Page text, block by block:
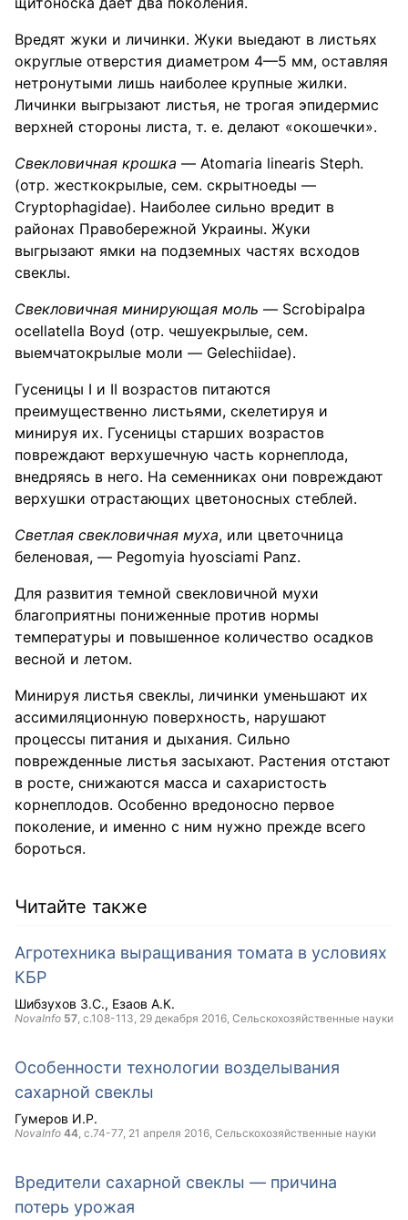
Вредят жуки и личинки. Жуки выедают в листьях
округлые отверстия диаметром 4—5 мм, оставляя
нетронутыми лишь наиболее крупные жилки.
Личинки выгрызают листья, не трогая эпидермис
верхней стороны листа, т. е. делают «окошечки».
Свекловичная крошка — Atomaria linearis Steph.
(отр. жесткокрылые, сем. скрытноеды —
Cryptophagidae). Наиболее сильно вредит в
районах Правобережной Украины. Жуки
выгрызают ямки на подземных частях всходов
свеклы.
Свекловичная минирующая моль — Scrobipalpa
ocellatella Boyd (отр. чешуекрылые, сем.
выемчатокрылые моли — Gelechiidae).
Гусеницы I и II возрастов питаются
преимущественно листьями, скелетируя и
минируя их. Гусеницы старших возрастов
повреждают верхушечную часть корнеплода,
внедряясь в него. На семенниках они повреждают
верхушки отрастающих цветоносных стеблей.
Светлая свекловичная муха, или цветочница
беленовая, — Pegomyia hyosciami Panz.
Для развития темной свекловичной мухи
благоприятны пониженные против нормы
температуры и повышенное количество осадков
весной и летом.
Минируя листья свеклы, личинки уменьшают их
ассимиляционную поверхность, нарушают
процессы питания и дыхания. Сильно
поврежденные листья засыхают. Растения отстают
в росте, снижаются масса и сахаристость
корнеплодов. Особенно вредоносно первое
поколение, и именно с ним нужно прежде всего
бороться.
Читайте также
Агротехника выращивания томата в условиях
КБР
Шибзухов З.С. Езаов А.К.
NovaInfo 57, с.108-113, 29 декабря 2016, Сельскохозяйственные науки
Особенности технологии возделывания
сахарной свеклы
Гумеров И.Р.
NovaInfo 44, с.74-77, 21 апреля 2016, Сельскохозяйственные науки
Вредители сахарной свеклы — причина
потерь урожая